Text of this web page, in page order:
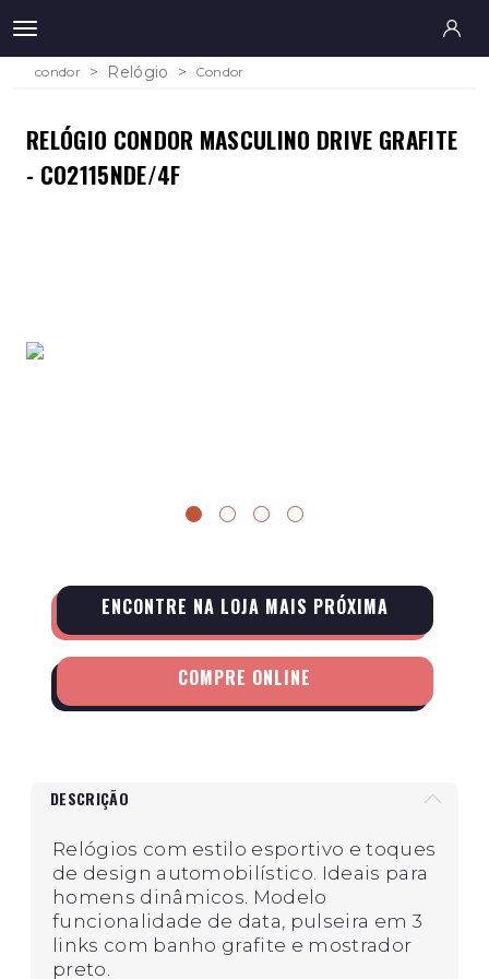
condor Relógio Condor
RELÓGIO CONDOR MASCULINO DRIVE GRAFITE
- CO2115NDE/4F
ENCONTRE NA LOJA MAIS PRÓXIMA
COMPRE ONLINE
DESCRIÇÃO
Relógios com estilo esportivo e toques
de design automobilístico. Ideais para
homens dinâmicos. Modelo
funcionalidade de data, pulseira em 3
links com banho grafite e mostrador
preto.